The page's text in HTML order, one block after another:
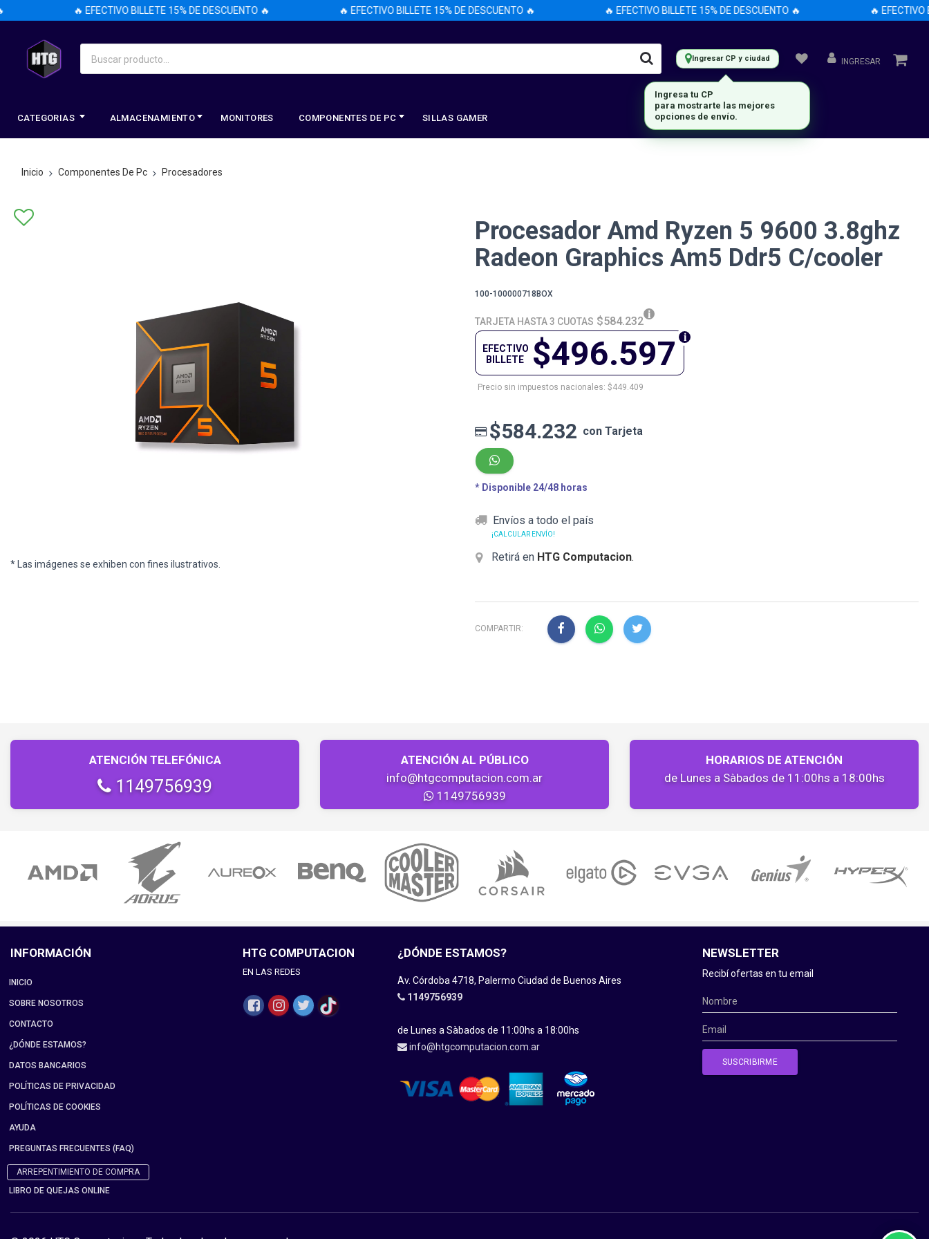
🔥 EFECTIVO BILLETE 15% DE DESCUENTO 🔥 🔥 EFECTIVO BILLETE 15% DE DESCUENTO 🔥 🔥 EFECTIVO BILLETE 15% DE DESCUENTO 🔥 🔥 EFECTIVO
Ingresar CP y ciudad INGRESAR
CATEGORIAS ALMACENAMIENTO MONITORES COMPONENTES DE PC SILLAS GAMER
Inicio Componentes De Pc Procesadores
* Las imágenes se exhiben con fines ilustrativos.
Procesador Amd Ryzen 5 9600 3.8ghz
Radeon Graphics Am5 Ddr5 C/cooler
100-100000718BOX
TARJETA HASTA 3 CUOTAS $584.232
$496.597
EFECTIVO
BILLETE
Precio sin impuestos nacionales: $449.409
$584.232 con Tarjeta
* Disponible 24/48 horas
Envíos a todo el país
¡CALCULAR ENVÍO!
Retirá en HTG Computacion.
COMPARTIR:
ATENCIÓN TELEFÓNICA
1149756939
ATENCIÓN AL PÚBLICO
info@htgcomputacion.com.ar
1149756939
HORARIOS DE ATENCIÓN
de Lunes a Sàbados de 11:00hs a 18:00hs
INFORMACIÓN
INICIO
SOBRE NOSOTROS
CONTACTO
¿DÓNDE ESTAMOS?
DATOS BANCARIOS
POLÍTICAS DE PRIVACIDAD
POLÍTICAS DE COOKIES
AYUDA
PREGUNTAS FRECUENTES (FAQ)
ARREPENTIMIENTO DE COMPRA
LIBRO DE QUEJAS ONLINE
HTG COMPUTACION
EN LAS REDES
¿DÓNDE ESTAMOS?
Av. Córdoba 4718, Palermo Ciudad de Buenos Aires
1149756939
de Lunes a Sàbados de 11:00hs a 18:00hs
info@htgcomputacion.com.ar
NEWSLETTER
Recibí ofertas en tu email
Ingresa tu CP
para mostrarte las mejores
opciones de envío.